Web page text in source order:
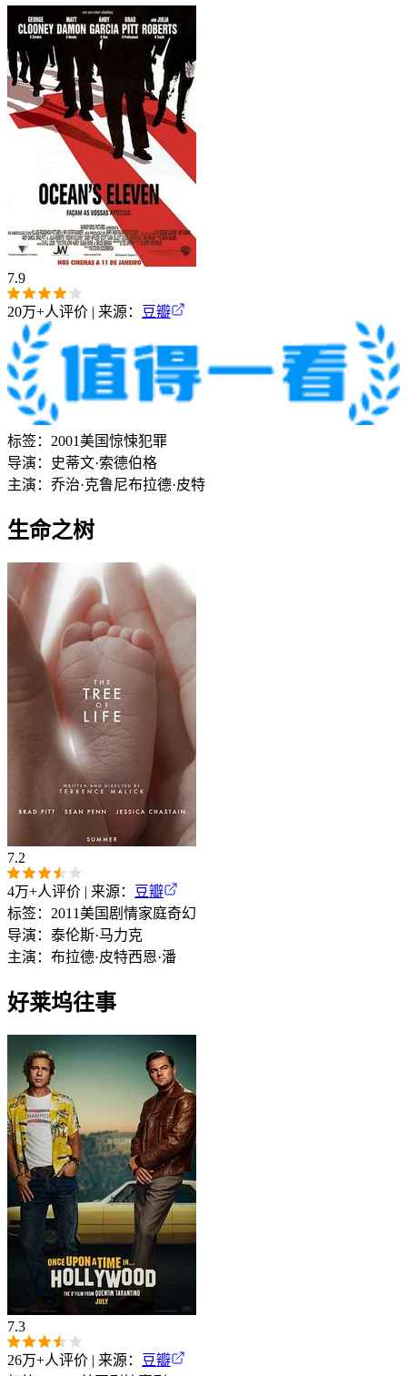
7.9
20万+人评价 | 来源： 豆瓣
标签： 2001美国惊悚犯罪
导演：
史蒂文·索德伯格
主演： 乔治·克鲁尼布拉德·皮特
生命之树
7.2
4万+人评价 | 来源：
豆瓣
标签： 2011美国 剧情家庭奇幻
导演： 泰伦斯·马力克
主演： 布拉德·皮特西恩·潘
好莱坞往事
7.3
26万+人评价 | 来源：
豆瓣